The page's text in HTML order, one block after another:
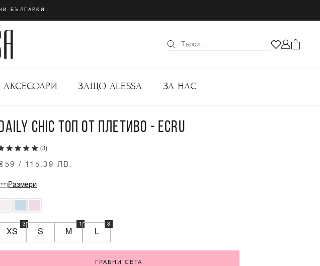
БЪЛГАРКИ
АКСЕСОАРИ ЗАЩО ALESSA ЗА НАС
CHIC ТОП ОТ ПЛЕТИВО - ECRU
(3)
/ 115.39 ЛВ.
Размери
XS
3
S M
1
L
3
ГРАБНИ СЕГА